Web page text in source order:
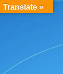
Translate »